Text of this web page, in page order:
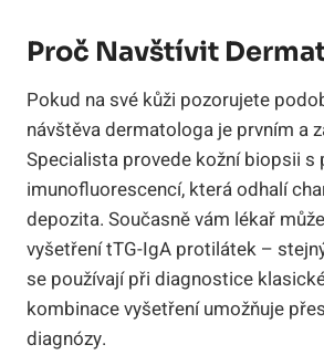
Proč Navštívit
Pokud na své kůži pozorujete
návštěva dermatologa je prvním a
Specialista provede kožní biopsii s
imunofluorescencí, která odhalí
depozita. Současně vám lékař
vyšetření tTG-IgA protilátek –
se používají při diagnostice
kombinace vyšetření umožňuje
diagnózy.